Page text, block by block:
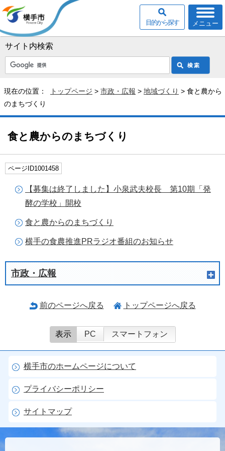
サイト内検索
メニュー
目的から探す
現在の位置： トップページ > 市政・広報 > 地域づくり > 食と農から
のまちづくり
食と農からのまちづくり
ページID1001458
【募集は終了しました】小泉武夫校長 第10期「発
酵の学校」開校
食と農からのまちづくり
横手の食農推進PRラジオ番組のお知らせ
市政・広報
前のページへ戻る トップページへ戻る
表示 PC スマートフォン
横手市のホームページについて
プライバシーポリシー
サイトマップ